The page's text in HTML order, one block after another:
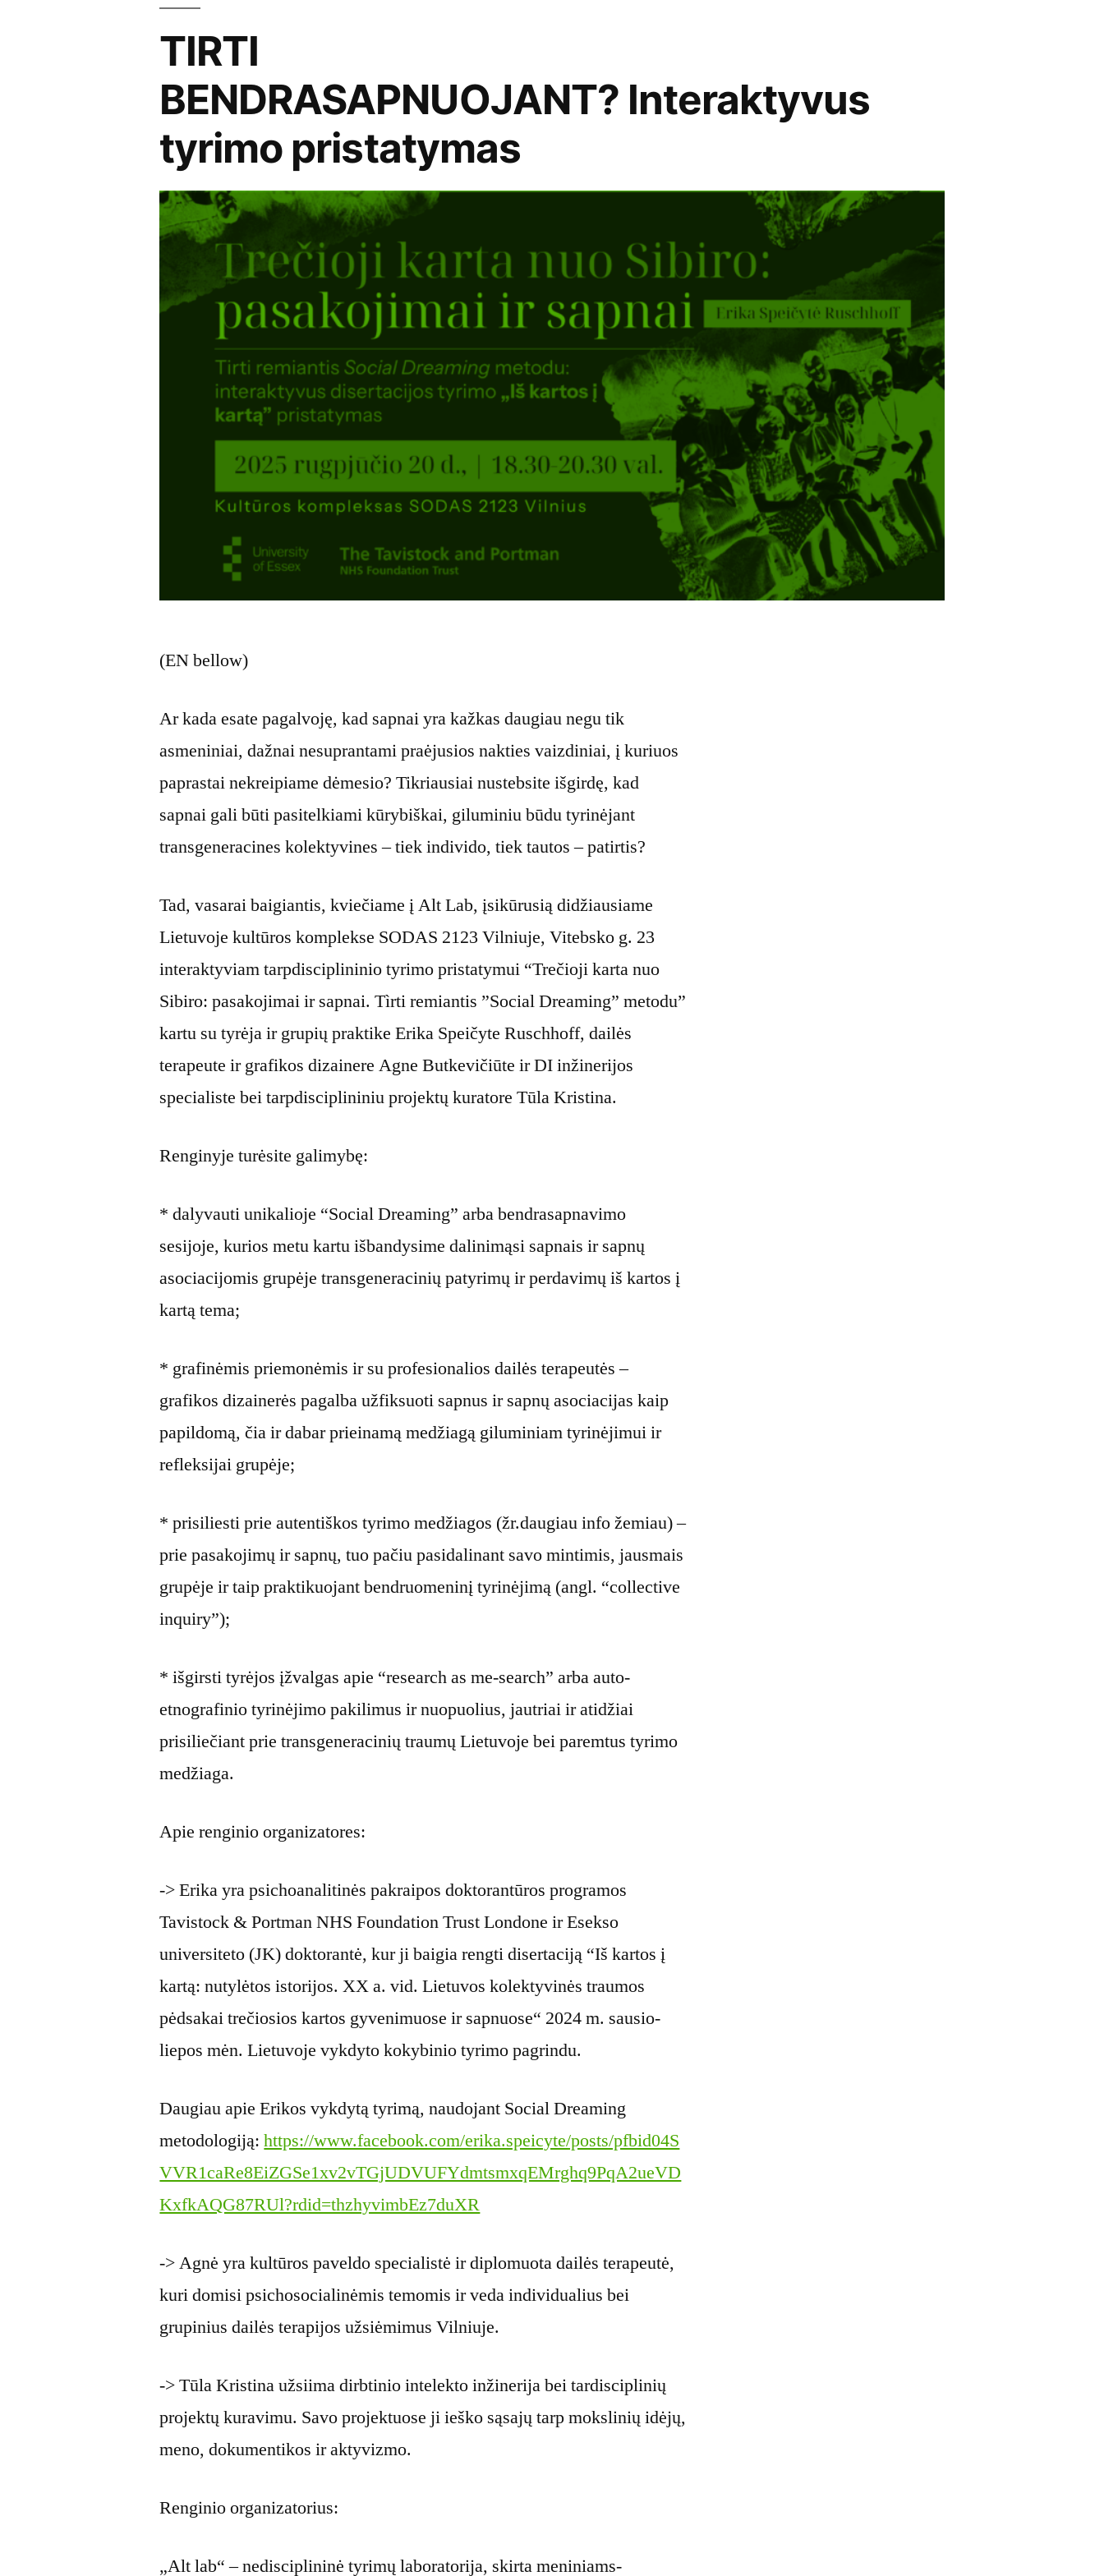
TIRTI
BENDRASAPNUOJANT? Interaktyvus
tyrimo pristatymas
(EN bellow)
Ar kada esate pagalvoję, kad sapnai yra kažkas daugiau negu tik
asmeniniai, dažnai nesuprantami praėjusios nakties vaizdiniai, į kuriuos
paprastai nekreipiame dėmesio? Tikriausiai nustebsite išgirdę, kad
sapnai gali būti pasitelkiami kūrybiškai, giluminiu būdu tyrinėjant
transgeneracines kolektyvines – tiek individo, tiek tautos – patirtis?
Tad, vasarai baigiantis, kviečiame į Alt Lab, įsikūrusią didžiausiame
Lietuvoje kultūros komplekse SODAS 2123 Vilniuje, Vitebsko g. 23
interaktyviam tarpdisciplininio tyrimo pristatymui “Trečioji karta nuo
Sibiro: pasakojimai ir sapnai. Tìrti remiantis ”Social Dreaming” metodu”
kartu su tyrėja ir grupių praktike Erika Speičyte Ruschhoff, dailės
terapeute ir grafikos dizainere Agne Butkevičiūte ir DI inžinerijos
specialiste bei tarpdisciplininiu projektų kuratore Tūla Kristina.
Renginyje turėsite galimybę:
* dalyvauti unikalioje “Social Dreaming” arba bendrasapnavimo
sesijoje, kurios metu kartu išbandysime dalinimąsi sapnais ir sapnų
asociacijomis grupėje transgeneracinių patyrimų ir perdavimų iš kartos į
kartą tema;
* grafinėmis priemonėmis ir su profesionalios dailės terapeutės –
grafikos dizainerės pagalba užfiksuoti sapnus ir sapnų asociacijas kaip
papildomą, čia ir dabar prieinamą medžiagą giluminiam tyrinėjimui ir
refleksijai grupėje;
* prisiliesti prie autentiškos tyrimo medžiagos (žr.daugiau info žemiau) –
prie pasakojimų ir sapnų, tuo pačiu pasidalinant savo mintimis, jausmais
grupėje ir taip praktikuojant bendruomeninį tyrinėjimą (angl. “collective
inquiry”);
* išgirsti tyrėjos įžvalgas apie “research as me-search” arba auto-
etnografinio tyrinėjimo pakilimus ir nuopuolius, jautriai ir atidžiai
prisiliečiant prie transgeneracinių traumų Lietuvoje bei paremtus tyrimo
medžiaga.
Apie renginio organizatores:
-> Erika yra psichoanalitinės pakraipos doktorantūros programos
Tavistock & Portman NHS Foundation Trust Londone ir Esekso
universiteto (JK) doktorantė, kur ji baigia rengti disertaciją “Iš kartos į
kartą: nutylėtos istorijos. XX a. vid. Lietuvos kolektyvinės traumos
pėdsakai trečiosios kartos gyvenimuose ir sapnuose“ 2024 m. sausio-
liepos mėn. Lietuvoje vykdyto kokybinio tyrimo pagrindu.
Daugiau apie Erikos vykdytą tyrimą, naudojant Social Dreaming
metodologiją:https://www.facebook.com/erika.speicyte/posts/pfbid04S
VVR1caRe8EiZGSe1xv2vTGjUDVUFYdmtsmxqEMrghq9PqA2ueVD
KxfkAQG87RUl?rdid=thzhyvimbEz7duXR
-> Agnė yra kultūros paveldo specialistė ir diplomuota dailės terapeutė,
kuri domisi psichosocialinėmis temomis ir veda individualius bei
grupinius dailės terapijos užsiėmimus Vilniuje.
-> Tūla Kristina užsiima dirbtinio intelekto inžinerija bei tardisciplinių
projektų kuravimu. Savo projektuose ji ieško sąsajų tarp mokslinių idėjų,
meno, dokumentikos ir aktyvizmo.
Renginio organizatorius:
„Alt lab“ – nedisciplininė tyrimų laboratorija, skirta meniniams-